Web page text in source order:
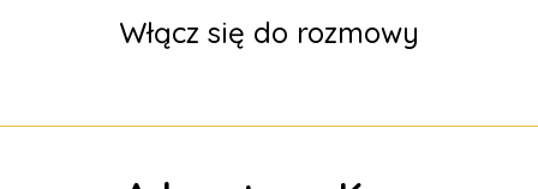
Włącz się do rozmowy